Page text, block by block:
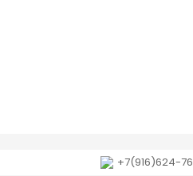
+7(916)624-